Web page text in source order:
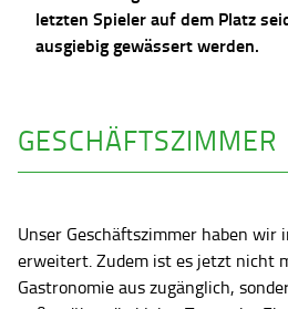
letzten Spieler auf dem Platz
ausgiebig gewässert werden.
GESCHÄFTSZIMMER
Unser Geschäftszimmer haben wir
erweitert. Zudem ist es jetzt nicht
Gastronomie aus zugänglich,